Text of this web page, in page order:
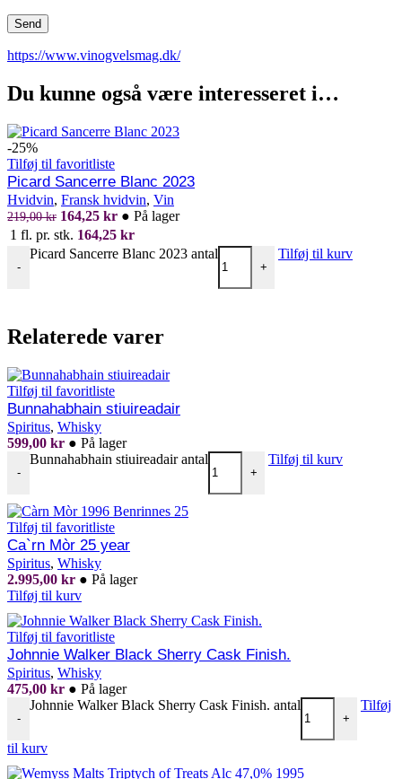
https://www.vinogvelsmag.dk/
Du kunne også være interesseret i…
-25%
Tilføj til favoritliste
Picard Sancerre Blanc 2023
Hvidvin, Fransk hvidvin, Vin
219,00kr 164,25 kr ● På lager
1 fl. pr. stk. 164,25 kr
-
Picard Sancerre Blanc 2023 antal
+
Tilføj til kurv
Relaterede varer
Tilføj til favoritliste
Bunnahabhain stiuireadair
Spiritus, Whisky
599,00 kr ● På lager
-
Bunnahabhain stiuireadair antal
+
Tilføj til kurv
Tilføj til favoritliste
Ca`rn Mòr 25 year
Spiritus, Whisky
2.995,00 kr ● På lager
Tilføj til kurv
Tilføj til favoritliste
Johnnie Walker Black Sherry Cask Finish.
Spiritus, Whisky
475,00 kr ● På lager
-
Johnnie Walker Black Sherry Cask Finish. antal
+
Tilføj
til kurv